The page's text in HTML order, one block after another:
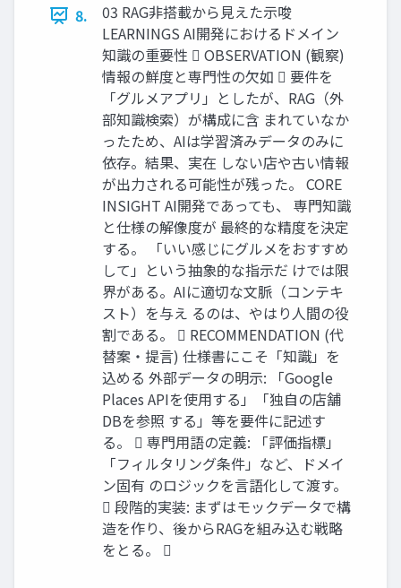
8.
03 RAG非搭載から見えた示唆
LEARNINGS AI開発におけるドメイン
知識の重要性  OBSERVATION (観察)
情報の鮮度と専門性の欠如  要件を
「グルメアプリ」としたが、RAG（外
部知識検索）が構成に含 まれていなか
ったため、AIは学習済みデータのみに
依存。結果、実在 しない店や古い情報
が出力される可能性が残った。 CORE
INSIGHT AI開発であっても、 専門知識
と仕様の解像度が 最終的な精度を決定
する。 「いい感じにグルメをおすすめ
して」という抽象的な指示だ けでは限
界がある。AIに適切な文脈（コンテキ
スト）を与え るのは、やはり人間の役
割である。  RECOMMENDATION (代
替案・提言) 仕様書にこそ「知識」を
込める 外部データの明示: 「Google
Places APIを使用する」「独自の店舗
DBを参照 する」等を要件に記述す
る。  専門用語の定義: 「評価指標」
「フィルタリング条件」など、ドメイ
ン固有 のロジックを言語化して渡す。
 段階的実装: まずはモックデータで構
造を作り、後からRAGを組み込む戦略
をとる。 